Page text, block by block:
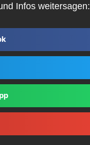
Infos weitersagen: